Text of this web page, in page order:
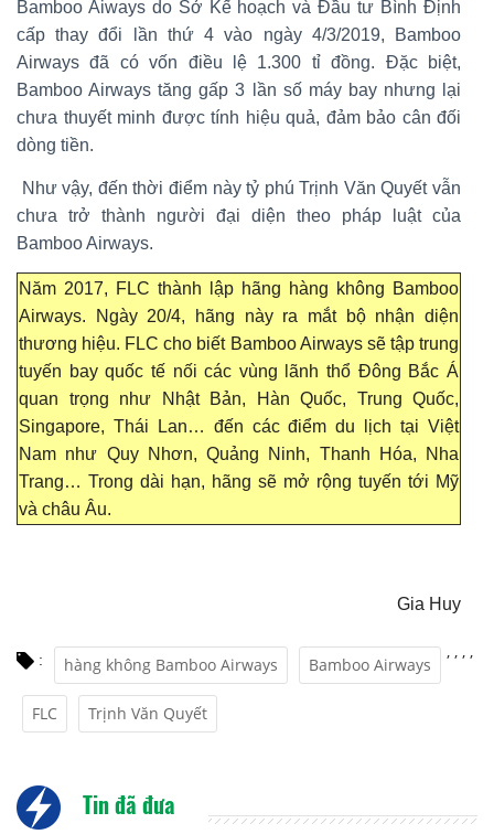
Bamboo Aiways do Sở Kế hoạch và Đầu tư Bình Định
cấp thay đổi lần thứ 4 vào ngày 4/3/2019, Bamboo
Airways đã có vốn điều lệ 1.300 tỉ đồng. Đặc biệt,
Bamboo Airways tăng gấp 3 lần số máy bay nhưng lại
chưa thuyết minh được tính hiệu quả, đảm bảo cân đối
dòng tiền.
Như vậy, đến thời điểm này tỷ phú Trịnh Văn Quyết vẫn
chưa trở thành người đại diện theo pháp luật của
Bamboo Airways.
Năm 2017, FLC thành lập hãng hàng không Bamboo
Airways. Ngày 20/4, hãng này ra mắt bộ nhận diện
thương hiệu. FLC cho biết Bamboo Airways sẽ tập trung
tuyến bay quốc tế nối các vùng lãnh thổ Đông Bắc Á
quan trọng như Nhật Bản, Hàn Quốc, Trung Quốc,
Singapore, Thái Lan… đến các điểm du lịch tại Việt
Nam như Quy Nhơn, Quảng Ninh, Thanh Hóa, Nha
Trang… Trong dài hạn, hãng sẽ mở rộng tuyến tới Mỹ
và châu Âu.
Gia Huy
: hàng không Bamboo Airways
,
Bamboo Airways
,
FLC
,
Trịnh Văn Quyết
,
Tin đã đưa